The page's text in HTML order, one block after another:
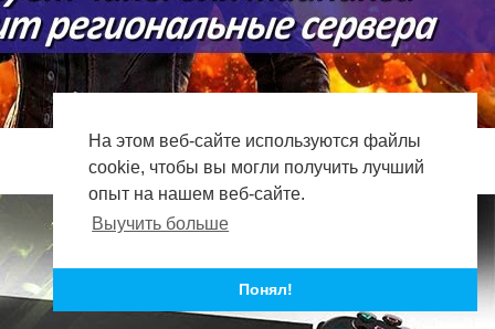
На этом веб-сайте используются файлы
cookie, чтобы вы могли получить лучший
опыт на нашем веб-сайте.
Выучить больше
Понял!